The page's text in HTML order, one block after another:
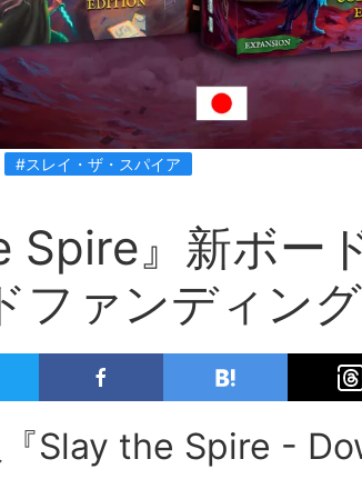
#スレイ・ザ・スパイア
Spire』新ボー
ファンディン
Slay the Spire -